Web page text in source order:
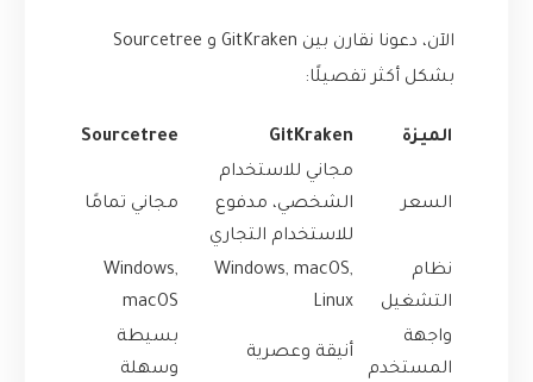
الآن، دعونا نقارن بين GitKraken و Sourcetree
بشكل أكثر تفصيلًا:
الميزة GitKraken
Sourcetree
السعر
مجاني للاستخدام
الشخصي، مدفوع
للاستخدام التجاري
مجاني تمامًا
نظام
التشغيل
Windows, macOS,
Linux
Windows,
macOS
واجهة
المستخدم
أنيقة وعصرية
بسيطة
وسهلة